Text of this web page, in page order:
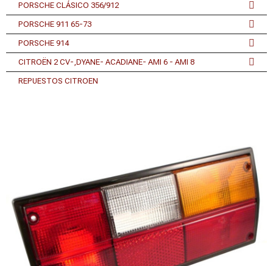
PORSCHE CLÁSICO 356/912
PORSCHE 911 65-73
PORSCHE 914
CITROËN 2 CV-,DYANE- ACADIANE- AMI 6 - AMI 8
REPUESTOS CITROEN